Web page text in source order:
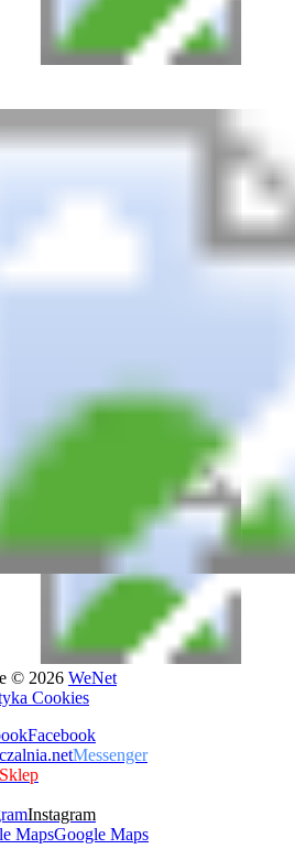
© 2026 WeNet
Cookies
Facebook
Messenger
Sklep
Instagram
Google Maps